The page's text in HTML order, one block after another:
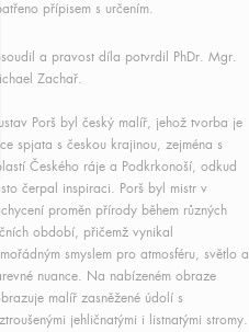
přípisem s určením.
a pravost díla potvrdil PhDr. Mgr.
Zachař.
Porš byl český malíř, jehož tvorba je
spjata s českou krajinou, zejména s
Českého ráje a Podkrkonoší, odkud
čerpal inspiraci. Porš byl mistr v
proměn přírody během různých
období, přičemž vynikal
smyslem pro atmosféru, světlo a
nuance. Na nabízeném obraze
malíř zasněžené údolí s
jehličnatými i listnatými stromy.